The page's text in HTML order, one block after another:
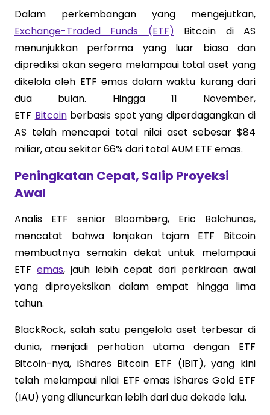
Dalam perkembangan yang mengejutkan,
Exchange-Traded Funds (ETF) Bitcoin di AS
menunjukkan performa yang luar biasa dan
diprediksi akan segera melampaui total aset yang
dikelola oleh ETF emas dalam waktu kurang dari
dua bulan. Hingga 11 November,
ETF Bitcoinberbasis spot yang diperdagangkan di
AS telah mencapai total nilai aset sebesar $84
miliar, atau sekitar 66% dari total AUM ETF emas.
Peningkatan Cepat, Salip Proyeksi
Awal
Analis ETF senior Bloomberg, Eric Balchunas,
mencatat bahwa lonjakan tajam ETF Bitcoin
membuatnya semakin dekat untuk melampaui
ETF emas, jauh lebih cepat dari perkiraan awal
yang diproyeksikan dalam empat hingga lima
tahun.
BlackRock, salah satu pengelola aset terbesar di
dunia, menjadi perhatian utama dengan ETF
Bitcoin-nya, iShares Bitcoin ETF (IBIT), yang kini
telah melampaui nilai ETF emas iShares Gold ETF
(IAU) yang diluncurkan lebih dari dua dekade lalu.